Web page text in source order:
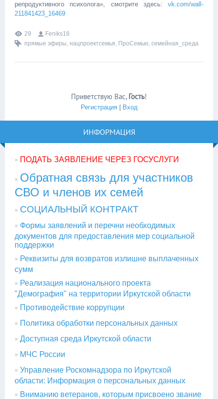
репродуктивного психолога», смотрите здесь: vk.com/wall-
211841423_16469
29
Feniks18
прямые эфиры, нацпроектсемья, ПроСемью, семейная_среда
Приветствую Вас, Гость!
Регистрация| Вход
ИНФОРМАЦИЯ
ПОДАТЬ ЗАЯВЛЕНИЕ ЧЕРЕЗ ГОСУСЛУГИ
Обратная связь для участников
СВО и членов их семей
СОЦИАЛЬНЫЙ КОНТРАКТ
Формы заявлений и перечни необходимых
документов для предоставления мер социальной
поддержки
Реквизиты для возвратов излишне выплаченных
сумм
Реализация национального проекта
"Демография" на территории Иркутской области
Противодействие коррупции
Политика обработки персональных данных
Доступная среда Иркутской области
МЧС России
Управление Роскомнадзора по Иркутской
области: Информация о персональных данных
Вниманию ветеранов, которым присвоено звание